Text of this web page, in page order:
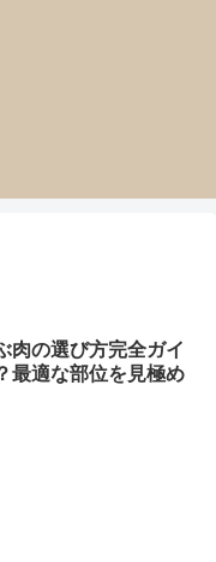
肉の選び方完全ガイ
最適な部位を見極め